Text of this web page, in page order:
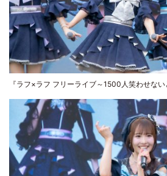
『ラフ×ラフ フリーライブ～1500人笑わせない